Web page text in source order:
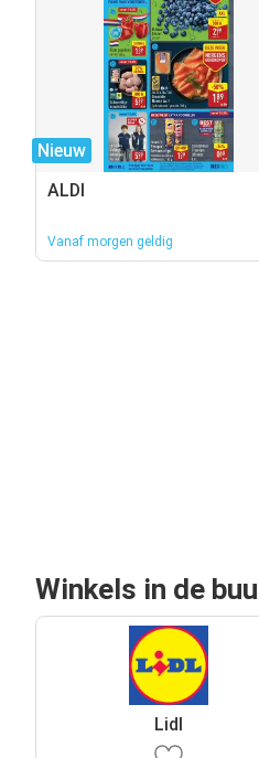
Nieuw
ALDI
Vanaf morgen geldig
Winkels in de
Lidl